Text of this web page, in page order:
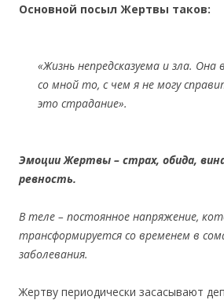
Основной посыл Жертвы таков:
«Жизнь непредсказуема и зла. Она
со мной то, с чем я не могу
это страдание».
Эмоции Жертвы – страх, обида,
ревность.
В теле – постоянное напряжение,
трансформируется со временем в
заболевания.
Жертву периодически засасывают